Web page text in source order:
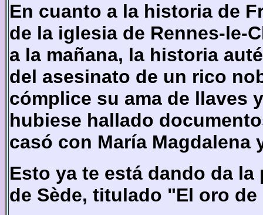
En cuanto a la historia de
de la iglesia de Rennes-le-
a la mañana, la historia
del asesinato de un rico
cómplice su ama de llaves
hubiese hallado
casó con María Magdalena
Esto ya te está dando da
de Sède, titulado "El oro